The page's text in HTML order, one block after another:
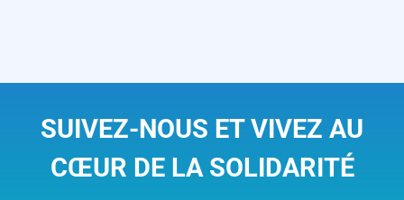
SUIVEZ-NOUS ET VIVEZ AU
CŒUR DE LA SOLIDARITÉ